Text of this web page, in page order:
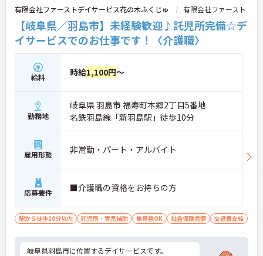
有限会社ファーストデイサービス花の木ふくじゅ 有限会社ファースト
【岐阜県／羽島市】未経験歓迎♪託児所完備☆デ
イサービスでのお仕事です！〈介護職〉
給料 時給1,100円～
勤務地
岐阜県 羽島市 福寿町本郷2丁目5番地
名鉄羽島線「新羽島駅」徒歩10分
雇用形態 非常勤・パート・アルバイト
応募要件 ■介護職の資格をお持ちの方
駅から徒歩10分以内 託児所・育児補助 無資格OK 社会保険完備 交通費支給
岐阜県羽島市に位置するデイサービスです。